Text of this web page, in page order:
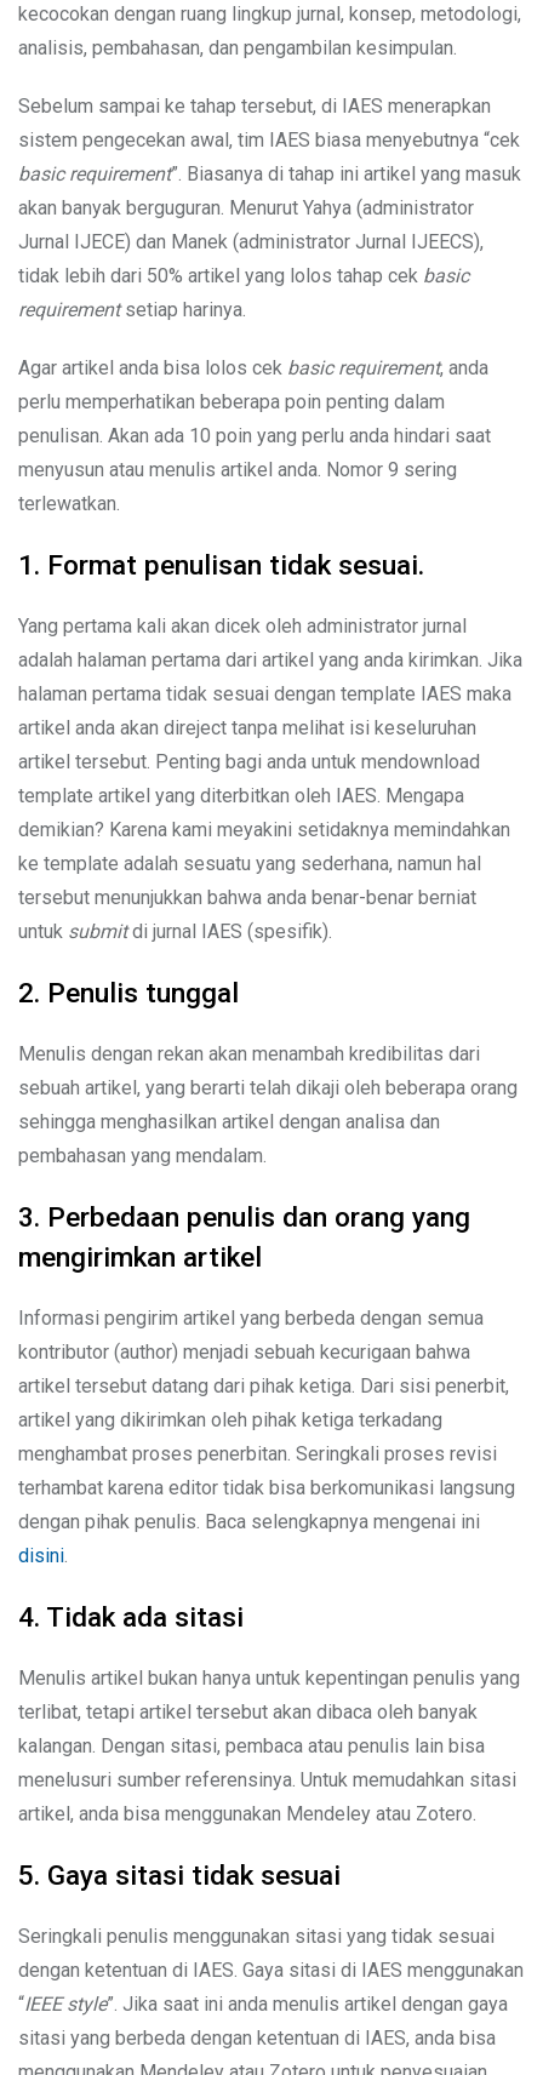
kecocokan dengan ruang lingkup jurnal, konsep, metodologi,
analisis, pembahasan, dan pengambilan kesimpulan.
Sebelum sampai ke tahap tersebut, di IAES menerapkan
sistem pengecekan awal, tim IAES biasa menyebutnya “cek
basicrequirement”. Biasanya di tahap ini artikel yang masuk
akan banyak berguguran. Menurut Yahya (administrator
Jurnal IJECE) dan Manek (administrator Jurnal IJEECS),
tidak lebih dari 50% artikel yang lolos tahap cek basic
requirementsetiap harinya.
Agar artikel anda bisa lolos cek basicrequirement, anda
perlu memperhatikan beberapa poin penting dalam
penulisan. Akan ada 10 poin yang perlu anda hindari saat
menyusun atau menulis artikel anda. Nomor 9 sering
terlewatkan.
1. Format penulisan tidak sesuai.
Yang pertama kali akan dicek oleh administrator jurnal
adalah halaman pertama dari artikel yang anda kirimkan. Jika
halaman pertama tidak sesuai dengan template IAES maka
artikel anda akan direject tanpa melihat isi keseluruhan
artikel tersebut. Penting bagi anda untuk mendownload
template artikel yang diterbitkan oleh IAES. Mengapa
demikian? Karena kami meyakini setidaknya memindahkan
ke template adalah sesuatu yang sederhana, namun hal
tersebut menunjukkan bahwa anda benar-benar berniat
untuk submitdi jurnal IAES (spesifik).
2. Penulis tunggal
Menulis dengan rekan akan menambah kredibilitas dari
sebuah artikel, yang berarti telah dikaji oleh beberapa orang
sehingga menghasilkan artikel dengan analisa dan
pembahasan yang mendalam.
3. Perbedaan penulis dan orang yang
mengirimkan artikel
Informasi pengirim artikel yang berbeda dengan semua
kontributor (author) menjadi sebuah kecurigaan bahwa
artikel tersebut datang dari pihak ketiga. Dari sisi penerbit,
artikel yang dikirimkan oleh pihak ketiga terkadang
menghambat proses penerbitan. Seringkali proses revisi
terhambat karena editor tidak bisa berkomunikasi langsung
dengan pihak penulis. Baca selengkapnya mengenai ini
disini
4. Tidak ada sitasi
Menulis artikel bukan hanya untuk kepentingan penulis yang
terlibat, tetapi artikel tersebut akan dibaca oleh banyak
kalangan. Dengan sitasi, pembaca atau penulis lain bisa
menelusuri sumber referensinya. Untuk memudahkan sitasi
artikel, anda bisa menggunakan Mendeley atau Zotero.
5. Gaya sitasi tidak sesuai
Seringkali penulis menggunakan sitasi yang tidak sesuai
dengan ketentuan di IAES. Gaya sitasi di IAES menggunakan
“IEEE style”. Jika saat ini anda menulis artikel dengan gaya
sitasi yang berbeda dengan ketentuan di IAES, anda bisa